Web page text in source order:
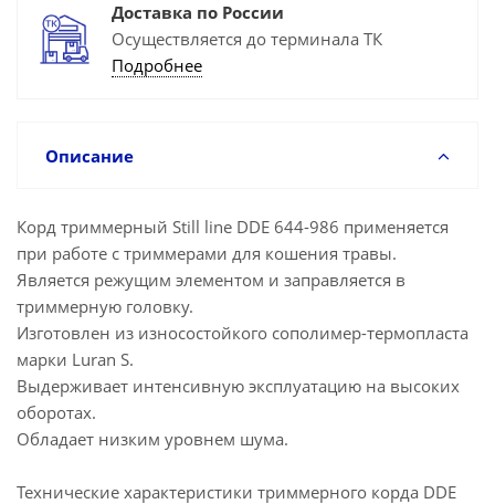
Доставка по России
Осуществляется до терминала ТК
Подробнее
Описание
Корд триммерный Still line DDE 644-986 применяется
при работе с триммерами для кошения травы.
Является режущим элементом и заправляется в
триммерную головку.
Изготовлен из износостойкого сополимер-термопласта
марки Luran S.
Выдерживает интенсивную эксплуатацию на высоких
оборотах.
Обладает низким уровнем шума.
Технические характеристики триммерного корда DDE